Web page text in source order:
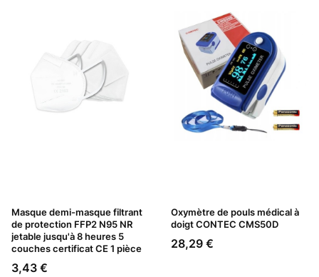
Masque demi-masque filtrant
de protection FFP2 N95 NR
jetable jusqu'à 8 heures 5
couches certificat CE 1 pièce
Prix
3,43 €
Oxymètre de pouls médical à
doigt CONTEC CMS50D
Prix
28,29 €